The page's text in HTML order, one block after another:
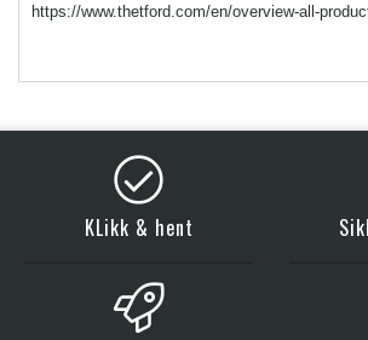
https://www.thetford.com/en/overview-all-
KLikk & hent